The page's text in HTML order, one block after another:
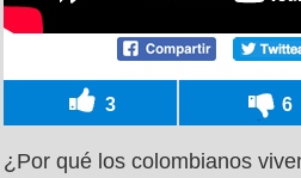
3 6
¿Por qué los colombianos